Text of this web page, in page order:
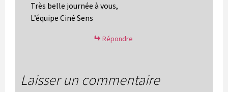
Très belle journée à vous,
L’équipe Ciné Sens
Répondre
Laisser un commentaire